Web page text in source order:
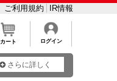
ご利用規約 IR情報
カート ログイン
さらに詳しく